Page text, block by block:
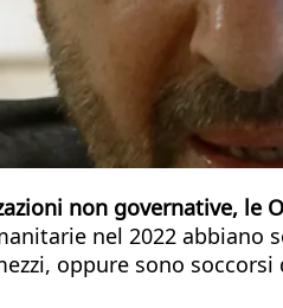
non governative,
nel 2022 abbiano
oppure sono